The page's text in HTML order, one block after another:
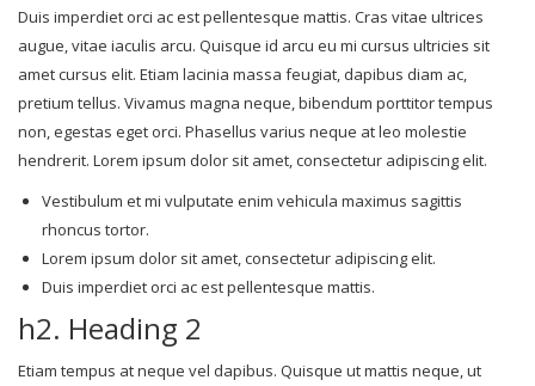
Duis imperdiet orci ac est pellentesque mattis. Cras vitae ultrices
augue, vitae iaculis arcu. Quisque id arcu eu mi cursus ultricies sit
amet cursus elit. Etiam lacinia massa feugiat, dapibus diam ac,
pretium tellus. Vivamus magna neque, bibendum porttitor tempus
non, egestas eget orci. Phasellus varius neque at leo molestie
hendrerit. Lorem ipsum dolor sit amet, consectetur adipiscing elit.
Vestibulum et mi vulputate enim vehicula maximus sagittis
rhoncus tortor.
Lorem ipsum dolor sit amet, consectetur adipiscing elit.
Duis imperdiet orci ac est pellentesque mattis.
h2. Heading 2
Etiam tempus at neque vel dapibus. Quisque ut mattis neque, ut